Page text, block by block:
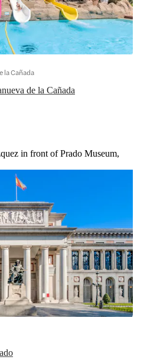
de la Cañada
la Cañada
in front of Prado Museum,